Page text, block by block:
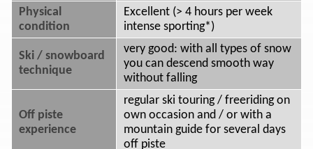
Physical
condition
Excellent (> 4 hours per week
intense sporting*)
Ski / snowboard
technique
very good: with all types of snow
you can descend smooth way
without falling
Off piste
experience
regular ski touring / freeriding on
own occasion and / or with a
mountain guide for several days
off piste